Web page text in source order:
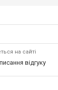
на сайті
відгуку